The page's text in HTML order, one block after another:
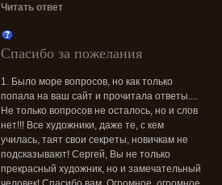
Читать ответ
Спасибо за пожелания
1. Было море вопросов, но как только
попала на ваш сайт и прочитала ответы....
Не только вопросов не осталось, но и слов
нет!!! Все художники, даже те, с кем
училась, таят свои секреты, новичкам не
подсказывают! Сергей, Вы не только
прекрасный художник, но и замечательный